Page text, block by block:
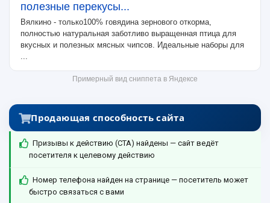
полезные перекусы...
Вялкино - только100% говядина зернового откорма,
полностью натуральная заботливо выращенная птица для
вкусных и полезных мясных чипсов. Идеальные наборы для
...
Примерный вид сниппета в Яндексе
Продающая способность сайта
Призывы к действию (CTA) найдены — сайт ведёт
посетителя к целевому действию
Номер телефона найден на странице — посетитель может
быстро связаться с вами